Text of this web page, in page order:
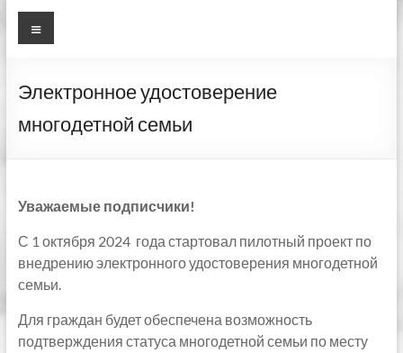
Меню
Электронное удостоверение
многодетной семьи
Уважаемые подписчики!
С 1 октября 2024 года стартовал пилотный проект по
внедрению электронного удостоверения многодетной
семьи.
Для граждан будет обеспечена возможность
подтверждения статуса многодетной семьи по месту